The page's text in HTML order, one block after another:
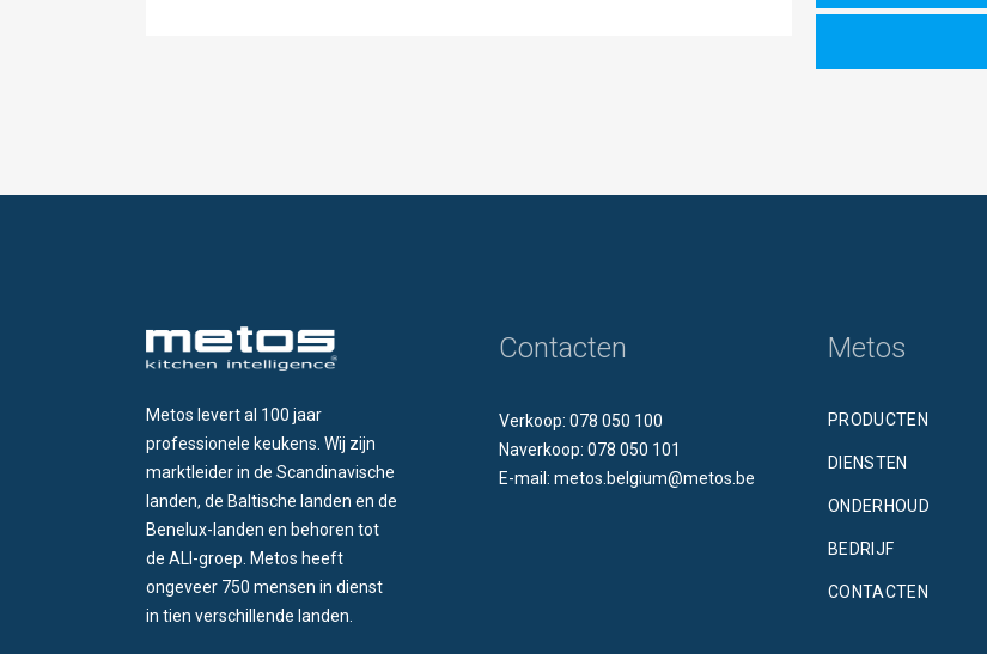
quantity
Metos levert al 100 jaar
professionele keukens. Wij zijn
marktleider in de Scandinavische
landen, de Baltische landen en de
Benelux-landen en behoren tot
de ALI-groep. Metos heeft
ongeveer 750 mensen in dienst
in tien verschillende landen.
Contacten
Verkoop: 078 050 100
Naverkoop: 078 050 101
E-mail: metos.belgium@metos.be
Metos
PRODUCTEN
DIENSTEN
ONDERHOUD
BEDRIJF
CONTACTEN